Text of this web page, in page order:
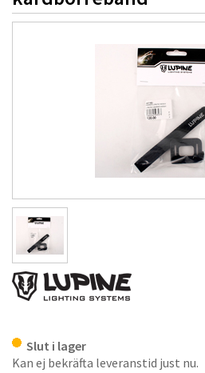
Slut i lager
Kan ej bekräfta leveranstid just nu.